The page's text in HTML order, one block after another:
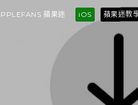
蘋果迷 · iOS 蘋果迷教